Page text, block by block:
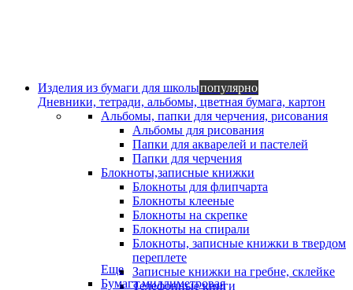
Изделия из бумаги для школыпопулярно
Дневники, тетради, альбомы, цветная бумага, картон
Альбомы, папки для черчения, рисования
Альбомы для рисования
Папки для акварелей и пастелей
Папки для черчения
Блокноты,записные книжки
Блокноты для флипчарта
Блокноты клееные
Блокноты на скрепке
Блокноты на спирали
Блокноты, записные книжки в твердом
переплете
Записные книжки на гребне, склейке
Телефонные книги
Еще
Бумага миллиметровая